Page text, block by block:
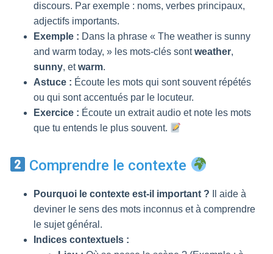
discours. Par exemple : noms, verbes principaux,
adjectifs importants.
Exemple : Dans la phrase « The weather is sunny
and warm today, » les mots-clés sontweather,
sunny, etwarm.
Astuce : Écoute les mots qui sont souvent répétés
ou qui sont accentués par le locuteur.
Exercice : Écoute un extrait audio et note les mots
que tu entends le plus souvent.
Comprendre le contexte
Pourquoi le contexte est-il important ? Il aide à
deviner le sens des mots inconnus et à comprendre
le sujet général.
Indices contextuels :